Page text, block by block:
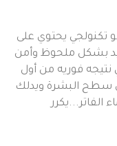
تكنولجي يحتوي على
يشد التجاعيد بشكل ملحوظ وأمن
نتيجه فوريه من أول
سطح البشرة ويدلك
الفاتر...يكرر